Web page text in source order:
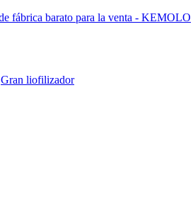
Gran liofilizador